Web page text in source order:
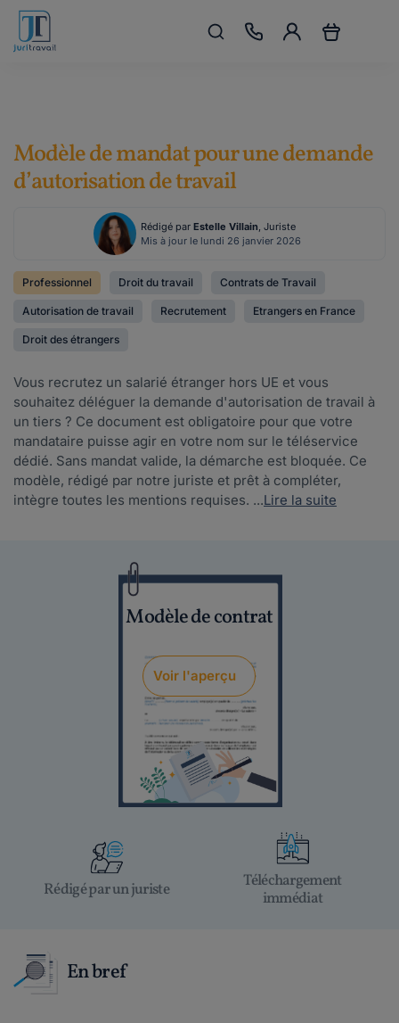
Modèle de contrat
Voir l'aperçu
Modèle de mandat pour une demande
d’autorisation de travail
Rédigé par Estelle Villain, Juriste
Mis à jour le lundi 26 janvier 2026
Professionnel Droit du travail Contrats de Travail
Autorisation de travail Recrutement Etrangers en France
Droit des étrangers
Vous recrutez un salarié étranger hors UE et vous
souhaitez déléguer la demande d'autorisation de travail à
un tiers ? Ce document est obligatoire pour que votre
mandataire puisse agir en votre nom sur le téléservice
dédié. Sans mandat valide, la démarche est bloquée. Ce
modèle, rédigé par notre juriste et prêt à compléter,
intègre toutes les mentions requises. ...Lire la suite
Rédigé par un juriste
Téléchargement
immédiat
En bref